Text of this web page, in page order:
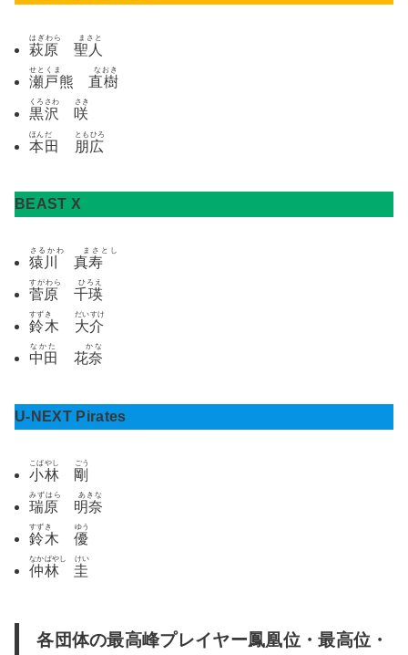
萩原 聖人
はぎわら まさと
瀬戸熊 直樹
せとくま なおき
黒沢 咲
くろさわ さき
本田 朋広
ほんだ ともひろ
BEAST X
猿川 真寿
さるかわ まさとし
菅原 千瑛
すがわら ひろえ
鈴木 大介
すずき だいすけ
中田 花奈
なかた かな
U-NEXT Pirates
小林 剛
こばやし ごう
瑞原 明奈
みずはら あきな
鈴木 優
すずき ゆう
仲林 圭
なかばやし けい
各団体の最高峰プレイヤー鳳凰位・最高位・